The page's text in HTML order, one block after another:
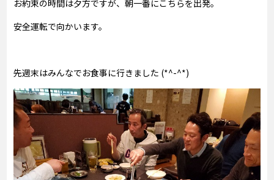
お約束の時間は夕方ですが、朝一番にこちらを出発。
安全運転で向かいます。
先週末はみんなでお食事に行きました (*^-^*)